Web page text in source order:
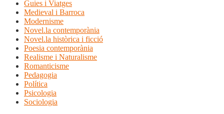
Guies i Viatges
Medieval i Barroca
Modernisme
Novel.la contemporània
Novel.la històrica i ficció
Poesia contemporània
Realisme i Naturalisme
Romanticisme
Pedagogia
Política
Psicologia
Sociologia